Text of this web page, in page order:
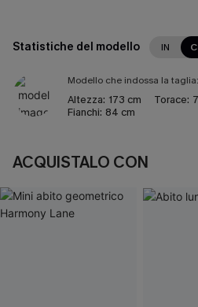
Statistiche del modello IN
Modello che indossa la taglia:
Altezza: 173 cm Torace:
Fianchi: 84 cm
ACQUISTALO CON